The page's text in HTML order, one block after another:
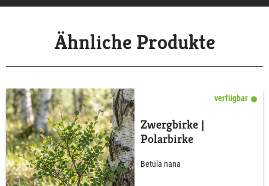
Ähnliche Produkte
verfügbar
Zwergbirke |
Polarbirke
Betula nana